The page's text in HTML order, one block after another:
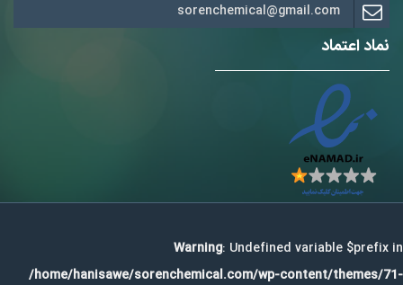
sorenchemical@gmail.com
نماد اعتماد
Warning: Undefined variable $prefix in
/home/hanisawe/sorenchemical.com/wp-content/themes/71-